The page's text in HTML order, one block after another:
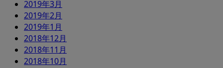
2019年3月
2019年2月
2019年1月
2018年12月
2018年11月
2018年10月